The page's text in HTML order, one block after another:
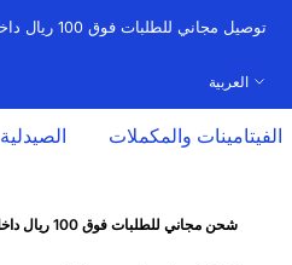
توصيل مجاني للطلبات فوق 100 ريال داخل جدة والرياض وخميس مشيط وابها
العربية
الصيدلية الفيتامينات والمكملات
شحن مجاني للطلبات فوق 100 ريال داخل جدة والرياض وخميس مشيط وابها